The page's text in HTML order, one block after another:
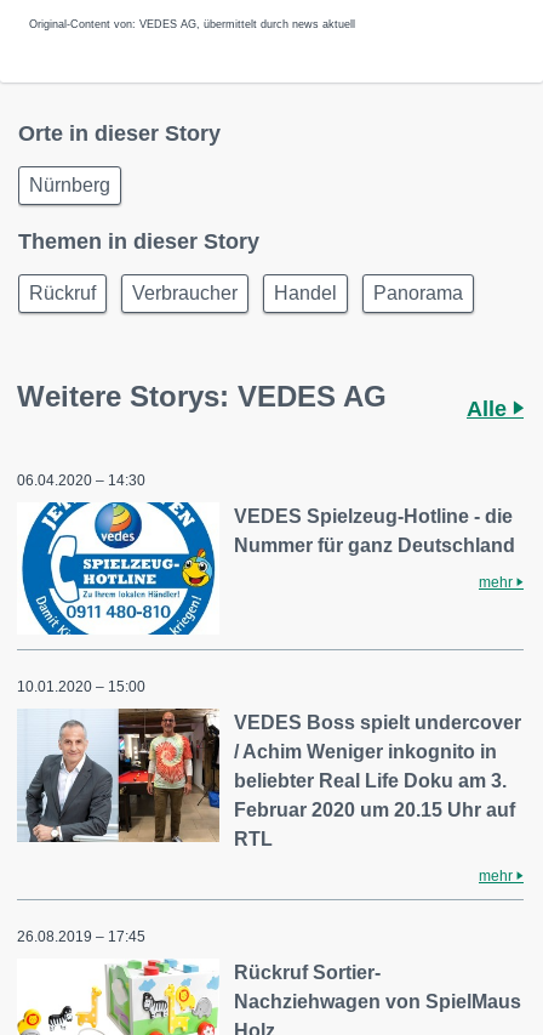
Original-Content von: VEDES AG, übermittelt durch news aktuell
Orte in dieser Story
Nürnberg
Themen in dieser Story
Rückruf Verbraucher Handel Panorama
Weitere Storys: VEDES AG Alle
06.04.2020 – 14:30
VEDES Spielzeug-Hotline - die
Nummer für ganz Deutschland
mehr
10.01.2020 – 15:00
VEDES Boss spielt undercover
/ Achim Weniger inkognito in
beliebter Real Life Doku am 3.
Februar 2020 um 20.15 Uhr auf
RTL
mehr
26.08.2019 – 17:45
Rückruf Sortier-
Nachziehwagen von SpielMaus